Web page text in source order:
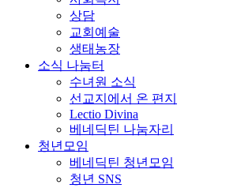
상담
교회예술
생태농장
소식 나눔터
수녀원 소식
선교지에서 온 편지
Lectio Divina
베네딕틴 나눔자리
청년모임
베네딕틴 청년모임
청년 SNS